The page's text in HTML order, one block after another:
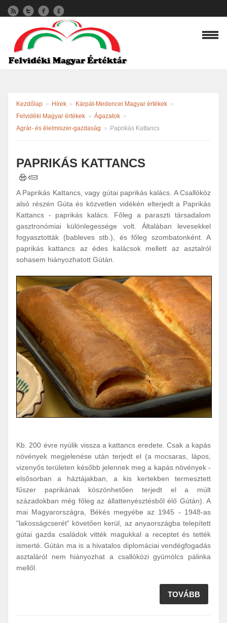
Kezdőlap » Hírek » Kárpát-Medencei Magyar értékek »
Felvidéki Magyar értékek » Ágazatok »
Agrár- és élelmiszer-gazdaság » Paprikás Kattancs
PAPRIKÁS KATTANCS
A Paprikás Kattancs, vagy gútai paprikás kalács. A Csallóköz
alsó részén Gúta és közvetlen vidékén elterjedt a Paprikás
Kattancs - paprikás kalács. Főleg a paraszti társadalom
gasztronómiai különlegessége volt. Általában levesekkel
fogyasztották (bableves stb.), és főleg szombatonként. A
paprikás kattancs az édes kalácsok mellett az asztalról
sohasem hiányozhatott Gútán.
Kb. 200 évre nyúlik vissza a kattancs eredete. Csak a kapás
növények megjelenése után terjedt el (a mocsaras, lápos,
vizenyős területen később jelennek meg a kapás növények -
elsősorban a háztájakban, a kis kertekben termesztett
fűszer paprikának köszönhetően terjedt el a múlt
századokban még főleg az állattenyésztésből élő Gútán). A
mai Magyarországra, Békés megyébe az 1945 - 1948-as
"lakosságcserét" követően kerül, az anyaországba telepített
gútai gazda családok vitték magukkal a receptet és tették
ismerté. Gútán ma is a hivatalos diplomáciai vendégfogadás
asztaláról nem hiányozhat a csallóközi gyümölcs pálinka
mellől.
TOVÁBB